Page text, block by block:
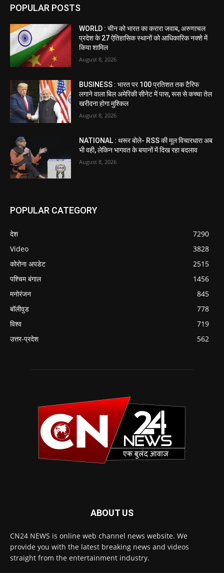
POPULAR POSTS
WORLD : चीन को भारत का करारा जवाब, अरुणाचल
प्रदेश के 27 ऐतिहासिक स्थानों को आधिकारिक नक्शे में
किया शामिल
August 8, 2026
BUSINESS : भारत पर 100 प्रतिशत तक टैरिफ
लगाने वाला बिल अमेरिकी सीनेट में पास, रूस से कच्चा तेल
खरीदना होगा मुश्किल
August 8, 2026
NATIONAL : थरूर बोले- RSS की मूल विचारधारा अब
भी वही, लेकिन भागवत के बयानों में दिख रहा बदलाव
August 8, 2026
POPULAR CATEGORY
देश
7290
Video
3828
कोरोना अपडेट
2515
पश्चिम बंगाल
1456
मनोरंजन
845
बॉलीवुड
778
विश्व
719
उत्तर-प्रदेश
562
ABOUT US
CN24 NEWS is online web channel news website. We
provide you with the latest breaking news and videos
straight from the entertainment industry.